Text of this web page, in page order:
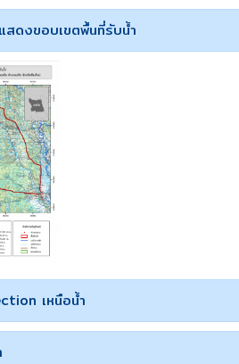
สดงขอบเขตพื้นที่รับน้ำ
เหนือน้ำ